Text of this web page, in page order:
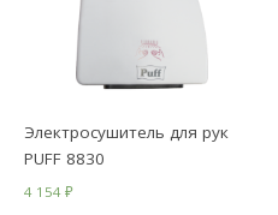
Электросушитель для рук
PUFF 8830
4 154₽